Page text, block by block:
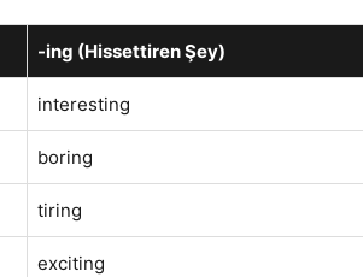
-ing (Hissettiren Şey)
interesting
boring
tiring
exciting